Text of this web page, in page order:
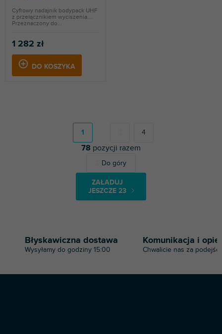
1 282 zł
DO KOSZYKA
Cyfrowy nadajnik bodypack UHF
z przełącznikiem wyciszenia.
Przeznaczony do...
K
o
n
t
l
t
ZAŁADUJ
JESZCZE 23
n
c
j
a
1 4
78 pozycji razem
Do góry
Błyskawiczna dostawa
Wysyłamy do godziny 15:00
Komunikacja i
Chwalicie nas za